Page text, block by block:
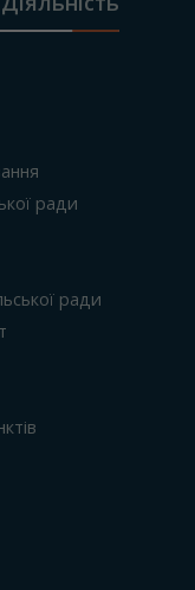
ради
ради